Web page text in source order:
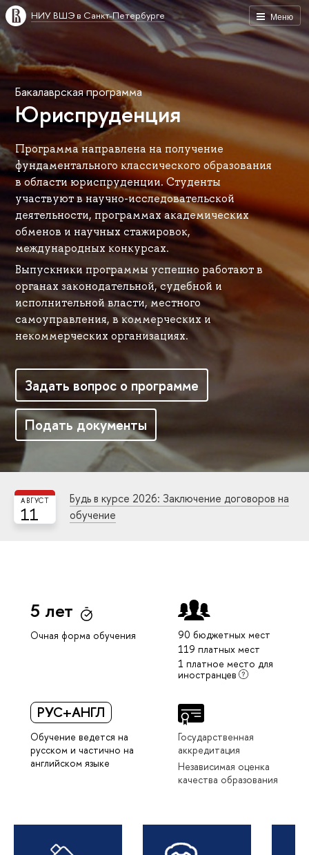
Меню
НИУ ВШЭ в Санкт-Петербурге
Бакалаврская программа
Юриспруденция
Программа направлена на получение
фундаментального классического образования
в области юриспруденции. Студенты
участвуют в научно-исследовательской
деятельности, программах академических
обменов и научных стажировок,
международных конкурсах.
Выпускники программы успешно работают в
органах законодательной, судебной и
исполнительной власти, местного
самоуправления, в коммерческих и
некоммерческих организациях.
Задать вопрос о программе
Подать документы
11
АВГУСТ
Будь в курсе 2026: Заключение договоров на
обучение
5 лет
Очная форма обучения
90 бюджетных мест
119 платных мест
1 платное место для
иностранцев
РУС+АНГЛ
Обучение ведется на
русском и частично на
английском языке
Государственная
аккредитация
Независимая оценка
качества образования